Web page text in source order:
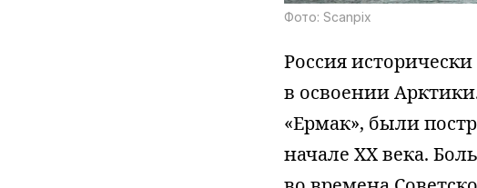
Фото: Scanpix
Россия
в освоении
«Ермак», были
начале XX века.